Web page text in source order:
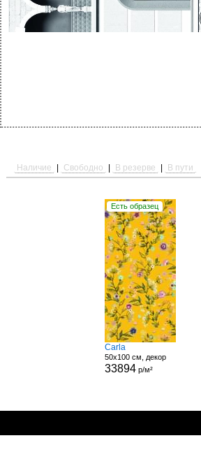
Наличие Свободно В резерве В пути
Есть образец
Carla
50x100 см, декор
33894 р/м²